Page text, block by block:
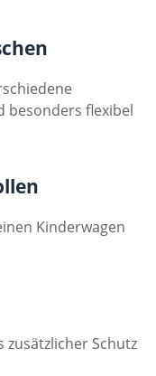
besonders flexibel
Kinderwagen
zusätzlicher Schutz